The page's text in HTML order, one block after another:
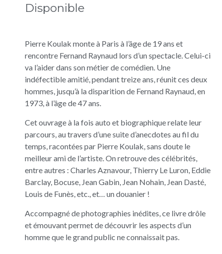
Disponible
Pierre Koulak monte à Paris à l’âge de 19 ans et
rencontre Fernand Raynaud lors d’un spectacle. Celui-ci
va l’aider dans son métier de comédien. Une
indéfectible amitié, pendant treize ans, réunit ces deux
hommes, jusqu’à la disparition de Fernand Raynaud, en
1973, à l’âge de 47 ans.
Cet ouvrage à la fois auto et biographique relate leur
parcours, au travers d’une suite d’anecdotes au fil du
temps, racontées par Pierre Koulak, sans doute le
meilleur ami de l’artiste. On retrouve des célébrités,
entre autres : Charles Aznavour, Thierry Le Luron, Eddie
Barclay, Bocuse, Jean Gabin, Jean Nohain, Jean Dasté,
Louis de Funès, etc., et… un douanier !
Accompagné de photographies inédites, ce livre drôle
et émouvant permet de découvrir les aspects d’un
homme que le grand public ne connaissait pas.